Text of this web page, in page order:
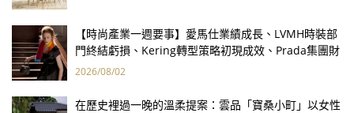
【時尚產業一週要事】愛馬仕業績成長、LVMH時裝部
門終結虧損、Kering轉型策略初現成效、Prada集團財
報亮眼
2026/08/02
在歷史裡過一晚的溫柔提案：雲品「寶桑小町」以女性